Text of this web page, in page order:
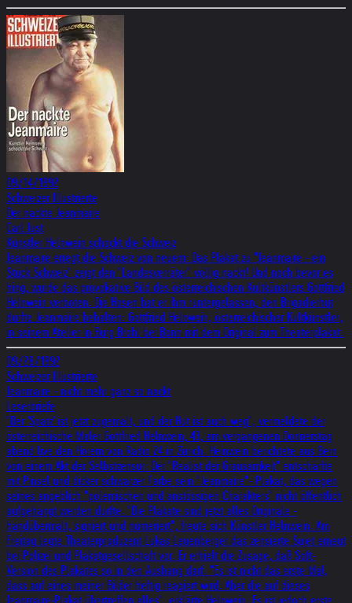
09/14/1992
Schweizer Illustrierte
Der nackte Jeanmaire
Carl Just
Künstler Helnwein schockt die Schweiz
Jeanmaire erregt die Schweiz von neuem: Das Plakat zu "Jeanmaire - ein
Stück Schweiz" zeigt den "Landesverräter" völlig nackt! Und noch bevor es
hing, wurde das provokative Bild des österreichischen Kultkünstlers Gottfried
Helnwein verboten. Die Hosen hat er ihm runtergelassen, den Brigadierhut
durfte Jeanmaire behalten: Gottfried Helnwein, österreichischer Kultkünstler,
in seinem Atelier in Burg Brohl bei Bonn mit dem Original zum Theaterplakat.
09/28/1992
Schweizer Illustrierte
Jeanmaire - nicht mehr ganz so nackt
Leserbriefe
"Der 'Spatz' ist jetzt zugemalt, und der Hut ist auch weg", vermeldete der
österreichische Maler Gottfried Helnwein, 43, am vergangenen Donnerstag
abend live den Hörern von Radio 24 in Zürich. Heinwein berichtete aus Bern
von einem Akt der Selbstzensur: Der "Realist der Grausamkeit" entschärfte
mit Pinsel und dicker schwarzer Farbe sein "Jeanmaire"- Plakat, das wegen
seines angeblich "polemischen und anstössigen Charakters" nicht öffentlich
aufgehängt werden durfte. "Die Plakate sind jetzt alles Originale -
handübermalt, signiert und numeriert", freute sich Künstler Helnwein. Am
Freitag legte Theaterproduzent Lukas Leuenberger das zensierte Sujet erneut
bei Polizei und Plakatgesellschaft vor. Er erhielt die Zusage, daß Soft-
Version des Plakates so in den Aushang darf. "Es ist nicht das erste Mal,
dass auf eines meiner Bilder heftig reagiert wird. Aber die auf dieses